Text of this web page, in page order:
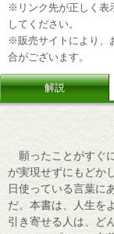
※リンク先が正しく表
してください。
※販売サイトにより、
合がございます。
解説
願ったことがすぐ
が実現せずにもどか
日使っている言葉に
だ。本書は、人生を
引き寄せる人は、ど